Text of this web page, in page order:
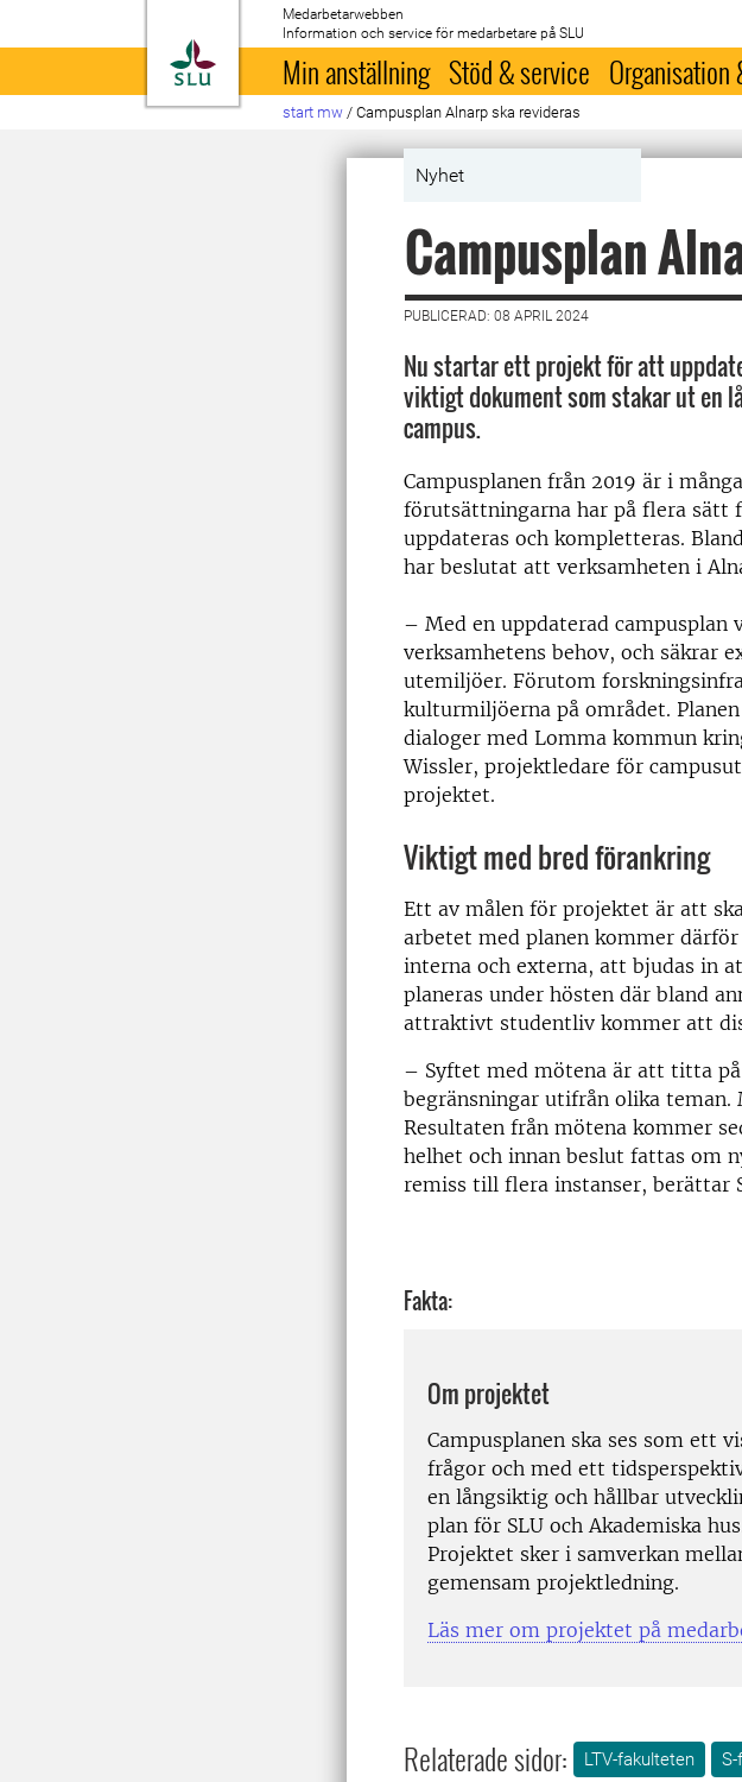
Till startsida
Medarbetarwebben
Information och service för medarbetare på SLU
Min anställning Stöd & service
start mw / Campusplan Alnarp ska revideras
Nyhet
Campusplan
PUBLICERAD: 08 APRIL 2024
Nu startar ett projekt för att
viktigt dokument som stakar ut en
campus.
Campusplanen från 2019 är i
förutsättningarna har på flera sätt
uppdateras och kompletteras.
har beslutat att verksamheten i
– Med en uppdaterad
verksamhetens behov, och säkrar
utemiljöer. Förutom
kulturmiljöerna på området.
dialoger med Lomma kommun
Wissler, projektledare för
projektet.
Viktigt med bred förankring
Ett av målen för projektet är att
arbetet med planen kommer
interna och externa, att bjudas in
planeras under hösten där bland
attraktivt studentliv kommer att
– Syftet med mötena är att titta
begränsningar utifrån olika teman.
Resultaten från mötena kommer
helhet och innan beslut fattas om
remiss till flera instanser, berättar
Fakta:
Om projektet
Campusplanen ska ses som ett
frågor och med ett
en långsiktig och hållbar
plan för SLU och Akademiska
Projektet sker i samverkan
gemensam projektledning.
Läs mer om projektet på
Relaterade sidor: LTV-fakulteten